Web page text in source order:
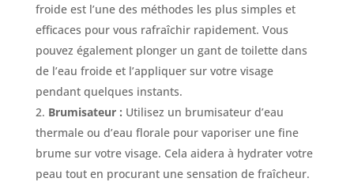
Avant
/
Après
Devis
Gratuit
froide est l’une des méthodes les plus simples et
efficaces pour vous rafraîchir rapidement. Vous
pouvez également plonger un gant de toilette dans
de l’eau froide et l’appliquer sur votre visage
pendant quelques instants.
Brumisateur : Utilisez un brumisateur d’eau
thermale ou d’eau florale pour vaporiser une fine
brume sur votre visage. Cela aidera à hydrater votre
peau tout en procurant une sensation de fraîcheur.